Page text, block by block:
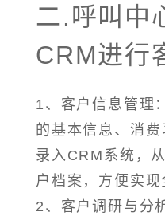
二.呼叫中
CRM进行
1、客户信息管理
的基本信息、消
录入CRM系统，
户档案，方便实现
2、客户调研与分